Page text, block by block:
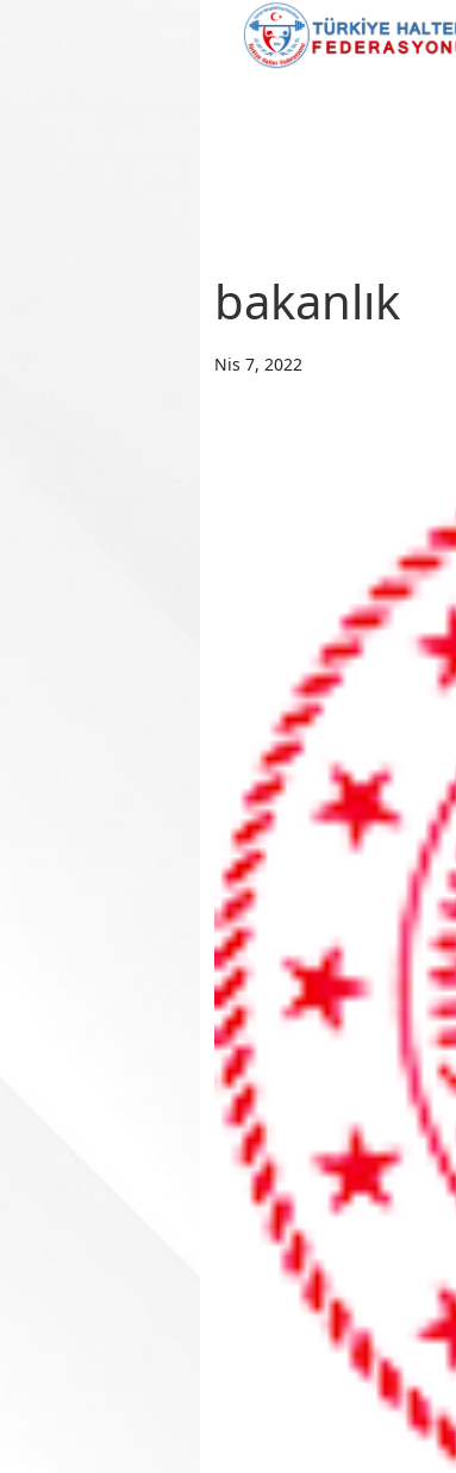
bakanlık
Nis 7, 2022